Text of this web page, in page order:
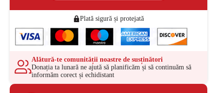
Plată sigură și protejată
Alătură-te comunității noastre de susținători
Donația ta lunară ne ajută să planificăm și să continuăm să
informăm corect și echidistant